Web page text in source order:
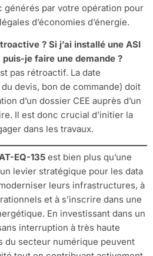
générés par votre opération pour
d’économies d’énergie.
? Si j’ai installé une ASI
je faire une demande ?
pas rétroactif. La date
devis, bon de commande) doit
d’un dossier CEE auprès d’un
Il est donc crucial d’initier la
dans les travaux.
EQ-135 est bien plus qu’une
levier stratégique pour les data
leurs infrastructures, à
et à s’inscrire dans une
En investissant dans un
interruption à très haute
secteur numérique peuvent